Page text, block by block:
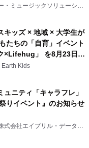
・ミュージックソリューショ
キッズ × 地域 × 大学生が
たちの「自育」イベント
×Lifehug」 を8月23日
Earth Kids
ュニティ「キャラフレ」
りイベント』のお知らせ
式会社エイプリル・データ・